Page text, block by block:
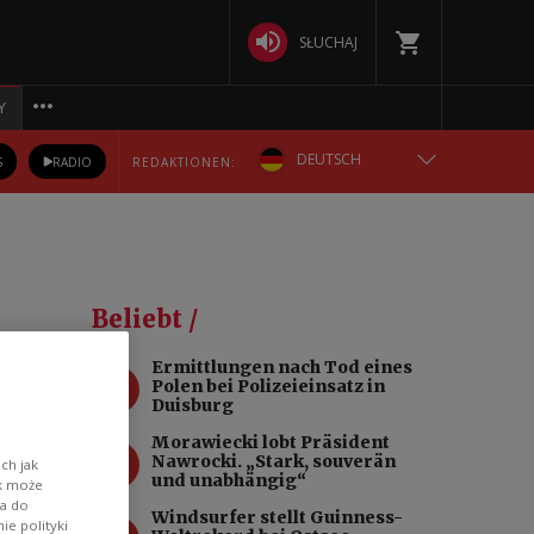
SŁUCHAJ
RADIO REDAKTIONEN: DEUTSCH
УКРАЇНСЬКА
Beliebt /
Ermittlungen nach Tod eines
Polen bei Polizeieinsatz in
Duisburg
Morawiecki lobt Präsident
Nawrocki. „Stark, souverän
und unabhängig“
Windsurfer stellt Guinness-
jak
może
do
polityki